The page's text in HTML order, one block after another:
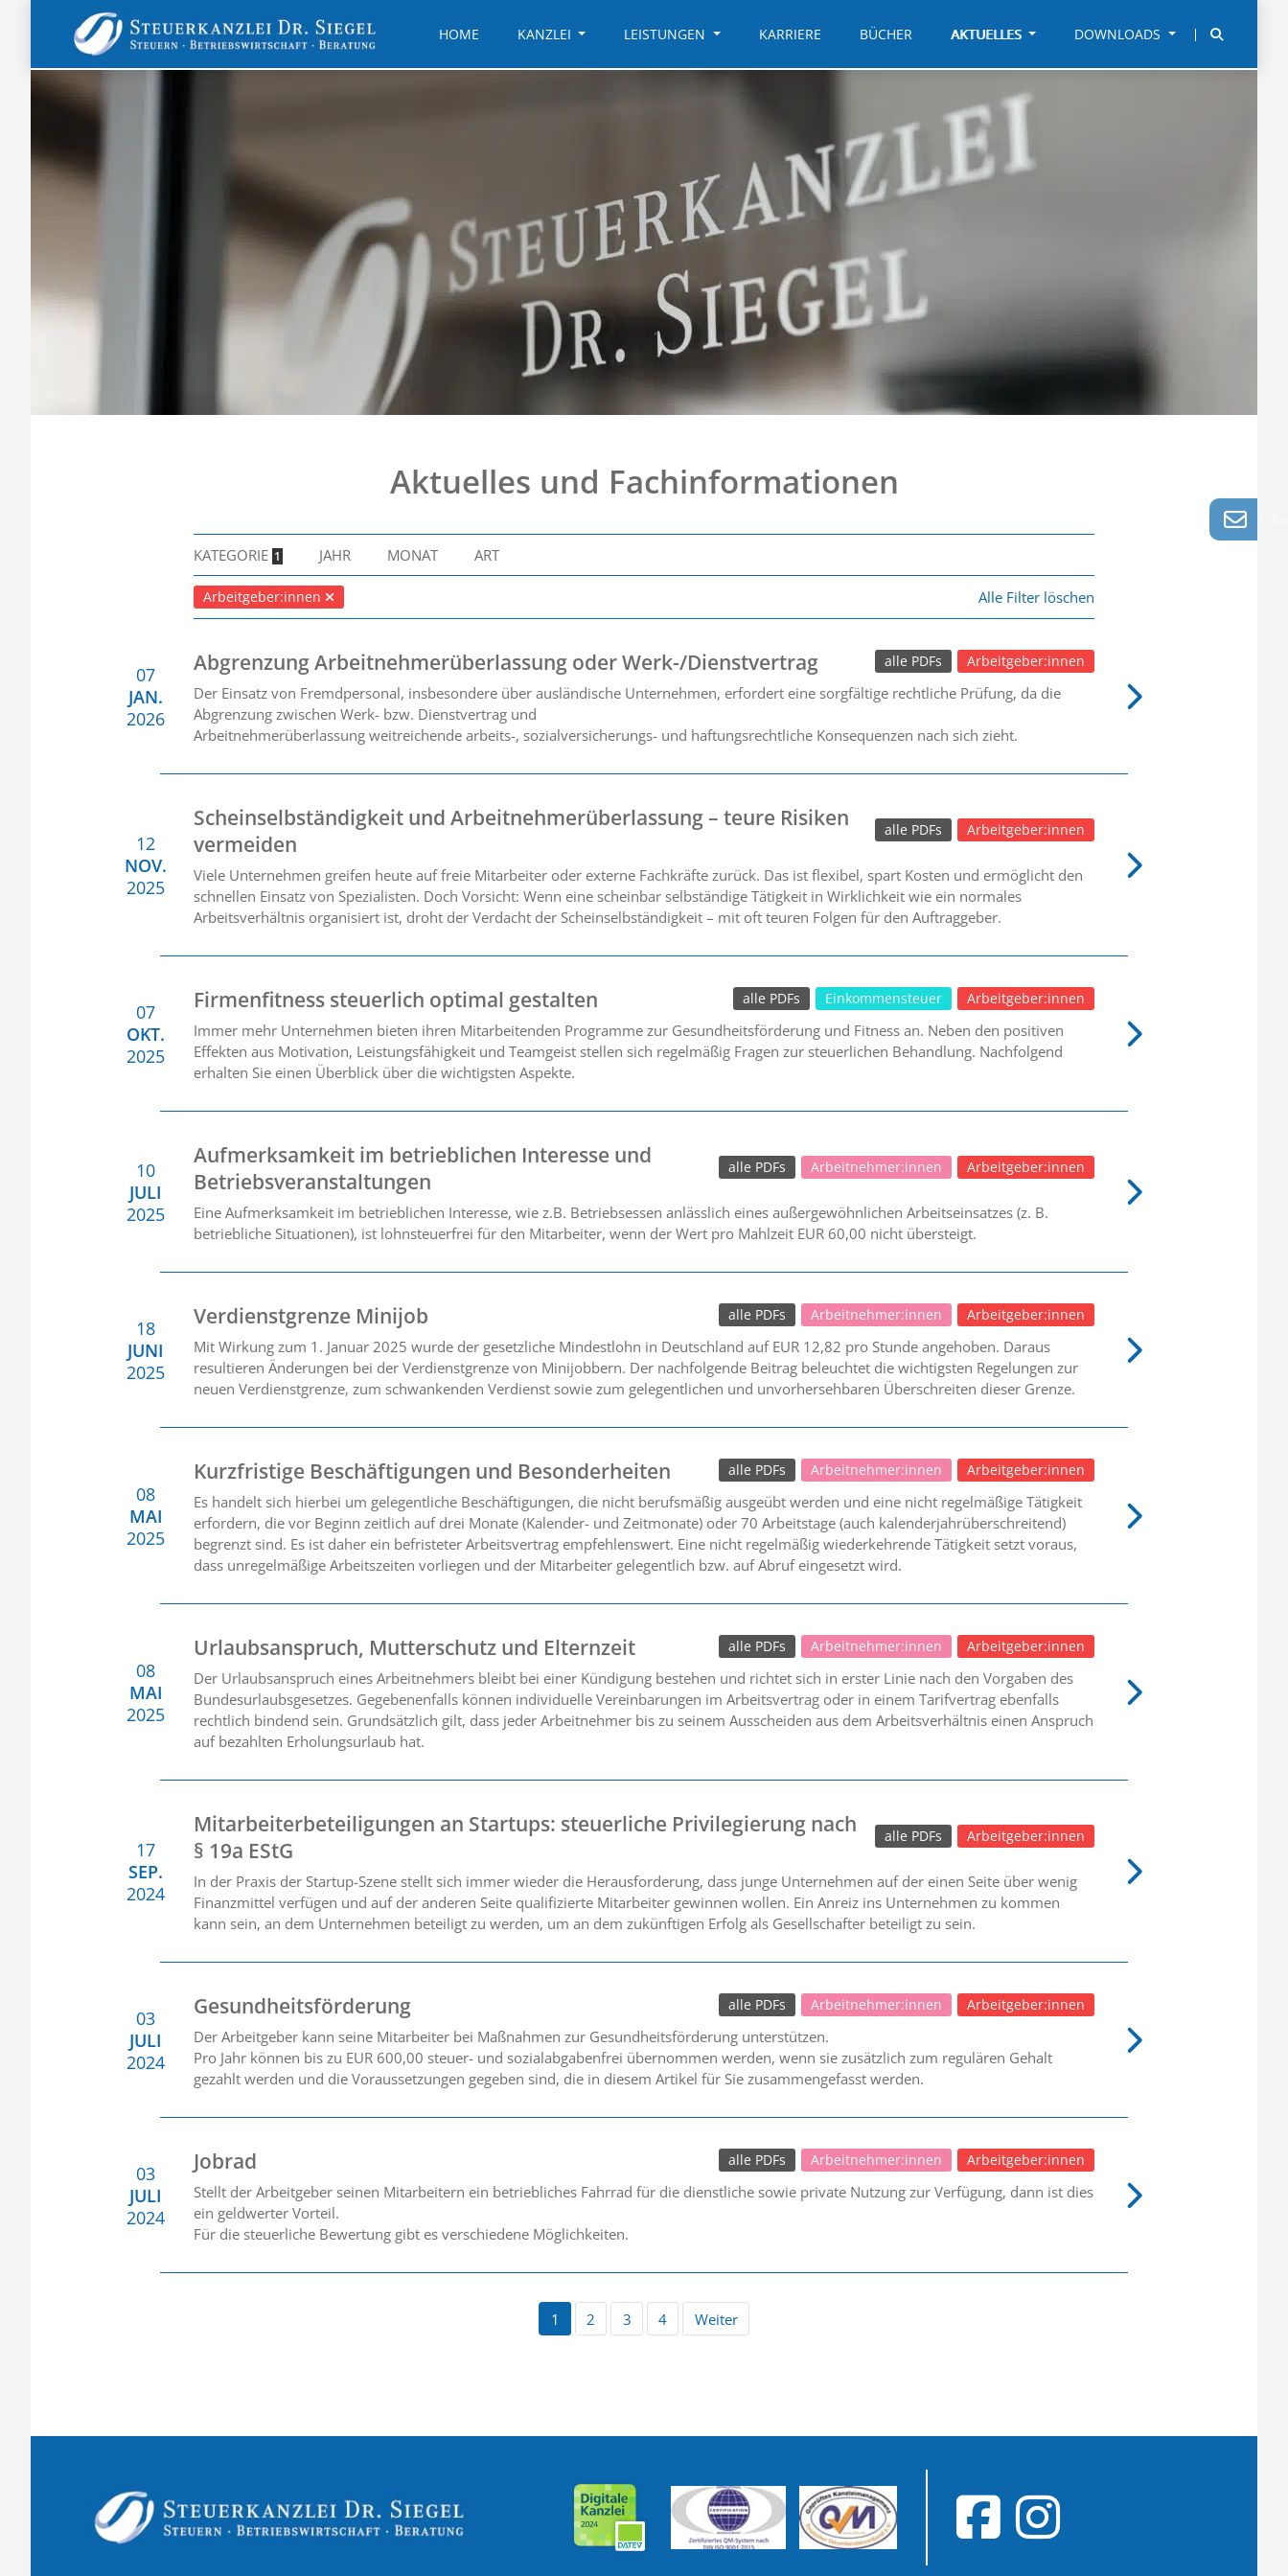
HOME KANZLEI LEISTUNGEN KARRIERE BÜCHER AKTUELLES DOWNLOADS
Aktuelles und Fachinformationen
KATEGORIE 1 JAHR MONAT ART
Arbeitgeber:innen Alle Filter löschen
07
JAN.
2026
Abgrenzung Arbeitnehmerüberlassung oder Werk-/Dienstvertrag Arbeitgeber:innen
alle PDFs
Der Einsatz von Fremdpersonal, insbesondere über ausländische Unternehmen, erfordert eine sorgfältige rechtliche Prüfung, da die
Abgrenzung zwischen Werk- bzw. Dienstvertrag und
Arbeitnehmerüberlassung weitreichende arbeits-, sozialversicherungs- und haftungsrechtliche Konsequenzen nach sich zieht.
12
NOV.
2025
Scheinselbständigkeit und Arbeitnehmerüberlassung – teure Risiken
vermeiden
Arbeitgeber:innen
alle PDFs
Viele Unternehmen greifen heute auf freie Mitarbeiter oder externe Fachkräfte zurück. Das ist flexibel, spart Kosten und ermöglicht den
schnellen Einsatz von Spezialisten. Doch Vorsicht: Wenn eine scheinbar selbständige Tätigkeit in Wirklichkeit wie ein normales
Arbeitsverhältnis organisiert ist, droht der Verdacht der Scheinselbständigkeit – mit oft teuren Folgen für den Auftraggeber.
07
OKT.
2025
Firmenfitness steuerlich optimal gestalten Arbeitgeber:innen
Einkommensteuer
alle PDFs
Immer mehr Unternehmen bieten ihren Mitarbeitenden Programme zur Gesundheitsförderung und Fitness an. Neben den positiven
Effekten aus Motivation, Leistungsfähigkeit und Teamgeist stellen sich regelmäßig Fragen zur steuerlichen Behandlung. Nachfolgend
erhalten Sie einen Überblick über die wichtigsten Aspekte.
10
JULI
2025
Aufmerksamkeit im betrieblichen Interesse und
Betriebsveranstaltungen
Arbeitgeber:innen
Arbeitnehmer:innen
alle PDFs
Eine Aufmerksamkeit im betrieblichen Interesse, wie z.B. Betriebsessen anlässlich eines außergewöhnlichen Arbeitseinsatzes (z. B.
betriebliche Situationen), ist lohnsteuerfrei für den Mitarbeiter, wenn der Wert pro Mahlzeit EUR 60,00 nicht übersteigt.
18
JUNI
2025
Verdienstgrenze Minijob Arbeitgeber:innen
Arbeitnehmer:innen
alle PDFs
Mit Wirkung zum 1. Januar 2025 wurde der gesetzliche Mindestlohn in Deutschland auf EUR 12,82 pro Stunde angehoben. Daraus
resultieren Änderungen bei der Verdienstgrenze von Minijobbern. Der nachfolgende Beitrag beleuchtet die wichtigsten Regelungen zur
neuen Verdienstgrenze, zum schwankenden Verdienst sowie zum gelegentlichen und unvorhersehbaren Überschreiten dieser Grenze.
08
MAI
2025
Kurzfristige Beschäftigungen und Besonderheiten Arbeitgeber:innen
Arbeitnehmer:innen
alle PDFs
Es handelt sich hierbei um gelegentliche Beschäftigungen, die nicht berufsmäßig ausgeübt werden und eine nicht regelmäßige Tätigkeit
erfordern, die vor Beginn zeitlich auf drei Monate (Kalender- und Zeitmonate) oder 70 Arbeitstage (auch kalenderjahrüberschreitend)
begrenzt sind. Es ist daher ein befristeter Arbeitsvertrag empfehlenswert. Eine nicht regelmäßig wiederkehrende Tätigkeit setzt voraus,
dass unregelmäßige Arbeitszeiten vorliegen und der Mitarbeiter gelegentlich bzw. auf Abruf eingesetzt wird.
08
MAI
2025
Urlaubsanspruch, Mutterschutz und Elternzeit Arbeitgeber:innen
Arbeitnehmer:innen
alle PDFs
Der Urlaubsanspruch eines Arbeitnehmers bleibt bei einer Kündigung bestehen und richtet sich in erster Linie nach den Vorgaben des
Bundesurlaubsgesetzes. Gegebenenfalls können individuelle Vereinbarungen im Arbeitsvertrag oder in einem Tarifvertrag ebenfalls
rechtlich bindend sein. Grundsätzlich gilt, dass jeder Arbeitnehmer bis zu seinem Ausscheiden aus dem Arbeitsverhältnis einen Anspruch
auf bezahlten Erholungsurlaub hat.
17
SEP.
2024
Mitarbeiterbeteiligungen an Startups: steuerliche Privilegierung nach
§ 19a EStG
Arbeitgeber:innen
alle PDFs
In der Praxis der Startup-Szene stellt sich immer wieder die Herausforderung, dass junge Unternehmen auf der einen Seite über wenig
Finanzmittel verfügen und auf der anderen Seite qualifizierte Mitarbeiter gewinnen wollen. Ein Anreiz ins Unternehmen zu kommen
kann sein, an dem Unternehmen beteiligt zu werden, um an dem zukünftigen Erfolg als Gesellschafter beteiligt zu sein.
03
JULI
2024
Gesundheitsförderung Arbeitgeber:innen
Arbeitnehmer:innen
alle PDFs
Der Arbeitgeber kann seine Mitarbeiter bei Maßnahmen zur Gesundheitsförderung unterstützen.
Pro Jahr können bis zu EUR 600,00 steuer- und sozialabgabenfrei übernommen werden, wenn sie zusätzlich zum regulären Gehalt
gezahlt werden und die Voraussetzungen gegeben sind, die in diesem Artikel für Sie zusammengefasst werden.
03
JULI
2024
Jobrad Arbeitgeber:innen
Arbeitnehmer:innen
alle PDFs
Stellt der Arbeitgeber seinen Mitarbeitern ein betriebliches Fahrrad für die dienstliche sowie private Nutzung zur Verfügung, dann ist dies
ein geldwerter Vorteil.
Für die steuerliche Bewertung gibt es verschiedene Möglichkeiten.
1 2 3 4 Weiter